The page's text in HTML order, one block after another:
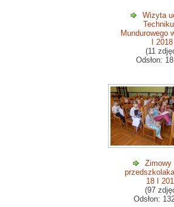
Wizyta
Mundurowego
I 2018
(11
Odsłon:
Zimowy
18 I
(97
Odsłon: